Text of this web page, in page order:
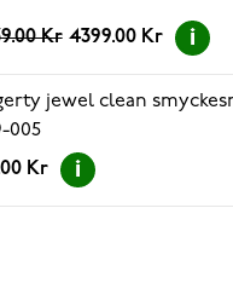
Kr 4399.00 Kr
jewel clean
005
Kr